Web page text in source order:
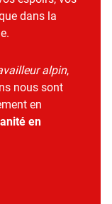
dans la
alpin,
nous sont
en
en